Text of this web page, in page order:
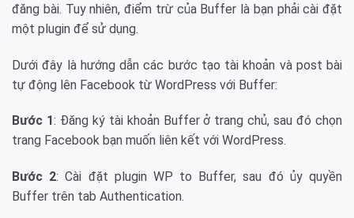
đăng bài. Tuy nhiên, điểm trừ của Buffer là bạn phải cài đặt
một plugin để sử dụng.
Dưới đây là hướng dẫn các bước tạo tài khoản và post bài
tự động lên Facebook từ WordPress với Buffer:
Bước 1: Đăng ký tài khoản Buffer ở trang chủ, sau đó chọn
trang Facebook bạn muốn liên kết với WordPress.
Bước 2: Cài đặt plugin WP to Buffer, sau đó ủy quyền
Buffer trên tab Authentication.